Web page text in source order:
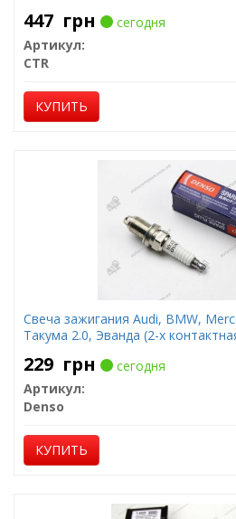
447 грн
сегодня
Артикул:
CTR
КУПИТЬ
Свеча зажигания Audi, BMW,
Такума 2.0, Эванда (2-х
229 грн
сегодня
Артикул:
Denso
КУПИТЬ